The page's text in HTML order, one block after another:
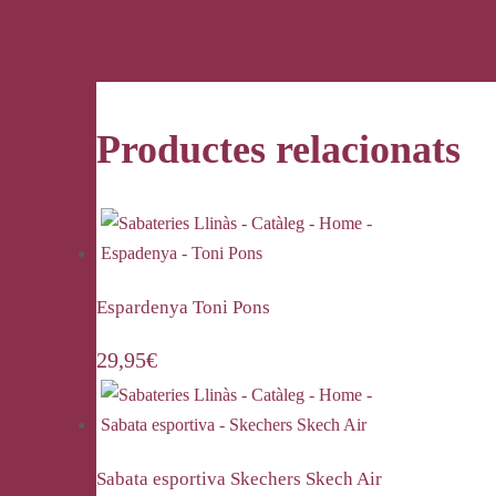
Productes relacionats
Espardenya Toni Pons
29,95€
Sabata esportiva Skechers Skech Air